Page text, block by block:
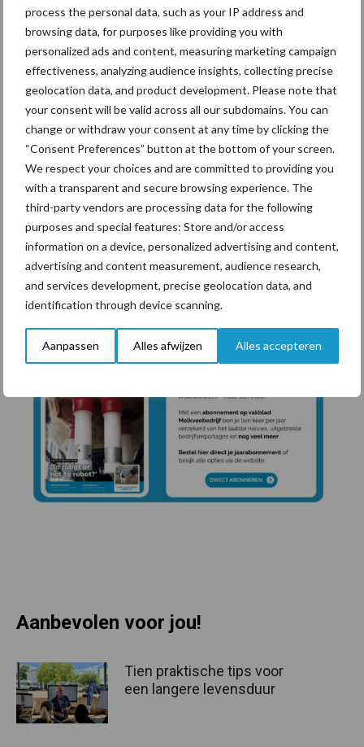
process the personal data, such as your IP address and
browsing data, for purposes like providing you with
personalized ads and content, measuring marketing campaign
effectiveness, analyzing audience insights, collecting precise
geolocation data, and product development. Please note that
your consent will be valid across all our subdomains. You can
change or withdraw your consent at any time by clicking the
“Consent Preferences” button at the bottom of your screen.
We respect your choices and are committed to providing you
with a transparent and secure browsing experience. The
third-party vendors are processing data for the following
purposes and special features: Store and/or access
information on a device, personalized advertising and content,
advertising and content measurement, audience research,
and services development, precise geolocation data, and
identification through device scanning.
Aanpassen Alles afwijzen Alles accepteren
terughoudendheid bij het aanbreken van een nieuwe jerrycan of
ingezet omdat er geen andere oplossing mogelijk lijkt. Maar er zal
ooit met een veilig alternatief gestart moeten worden. Hetzij
onder druk van de overheid of uit de keten, of het komt vanuit de
sector zelf. Het is van belang om alvast vooruit te kijken. Want
het kan even duren voordat u de ideale strategie voor goede
klauwgezondheid zonder formaline te pakken heeft. Wie wacht
tot een verandering wordt afgedwongen, moet vaak tegen zijn
zin snel schakelen.
Tekst: Gerben Hofman
Beeld:ClawCare
Aanbevolen voor jou!
Tien praktische tips voor
een langere levensduur